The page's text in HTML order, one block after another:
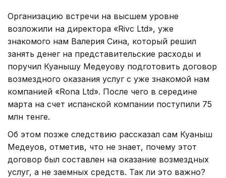
Организацию встречи на высшем уровне
возложили на директора «Rivc Ltd», уже
знакомого нам Валерия Сина, который решил
занять денег на представительские расходы и
поручил Куанышу Медеуову подготовить договор
возмездного оказания услуг с уже знакомой нам
компанией «Rona Ltd». После чего в середине
марта на счет испанской компании поступили 75
млн тенге.
Об этом позже следствию рассказал сам Куаныш
Медеуов, отметив, что не знает, почему этот
договор был составлен на оказание возмездных
услуг, а не заемных средств. Так ли это важно?